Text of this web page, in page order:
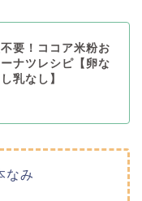
不要！ココア米粉お
ナツレシピ【卵な
乳なし】
なみ